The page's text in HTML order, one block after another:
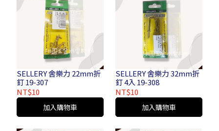
SELLERY 舍樂力 22mm折
釘 19-307
NT$10
加入購物車
SELLERY 舍樂力 32mm折
釘 4入 19-308
NT$10
加入購物車